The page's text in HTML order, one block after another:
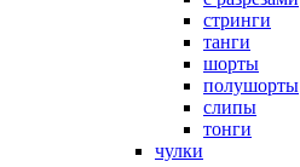
стринги
танги
шорты
полушорты
слипы
тонги
чулки